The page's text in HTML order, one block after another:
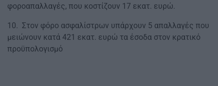
φοροαπαλλαγές, που κοστίζουν 17 εκατ. ευρώ.
10. Στον φόρο ασφαλίστρων υπάρχουν 5 απαλλαγές που
μειώνουν κατά 421 εκατ. ευρώ τα έσοδα στον κρατικό
προϋπολογισμό